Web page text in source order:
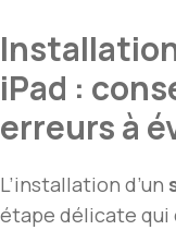
iPad :
erreurs à
L’installation d’un
étape délicate